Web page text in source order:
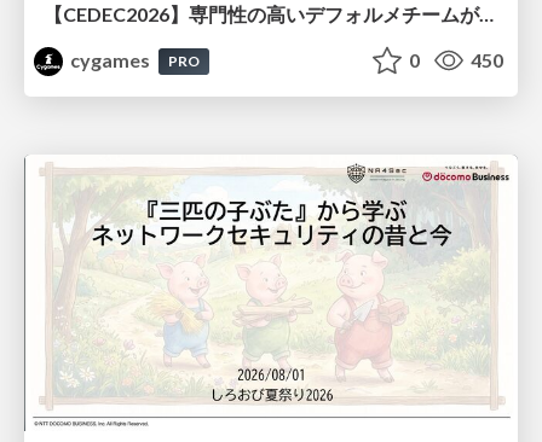
【CEDEC2026】専門性の高いデフォルメチームが挑んだ人材育成戦略 〜Cygames Academiaの企画から実施まで〜
cygames
PRO 0 450